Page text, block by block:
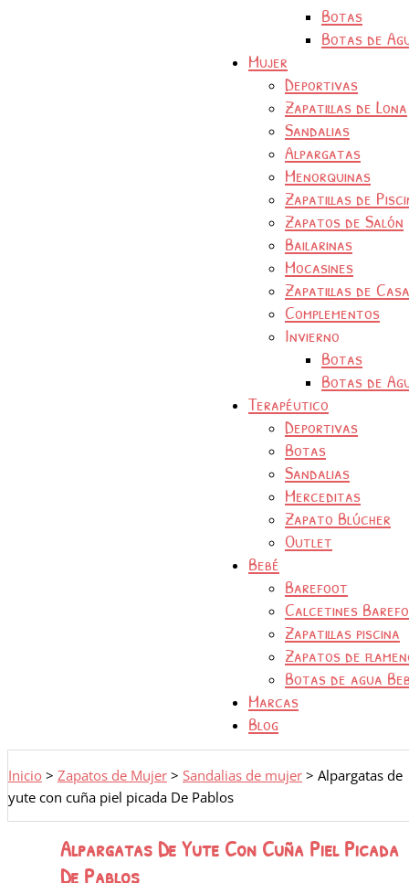
Botas
Botas de
Mujer
Deportivas
Zapatillas de Lona
Sandalias
Alpargatas
Menorquinas
Zapatillas de
Zapatos de Salón
Bailarinas
Mocasines
Zapatillas de Casa
Complementos
Invierno
Botas
Botas de
Terapéutico
Deportivas
Botas
Sandalias
Merceditas
Zapato Blúcher
Outlet
Bebé
Barefoot
Calcetines
Zapatillas piscina
Zapatos de
Botas de agua
Marcas
Blog
Inicio > Zapatos de Mujer > Sandalias de mujer > Alpargatas de
yute con cuña piel picada De Pablos
Alpargatas De Yute Con Cuña Piel Picada
De Pablos